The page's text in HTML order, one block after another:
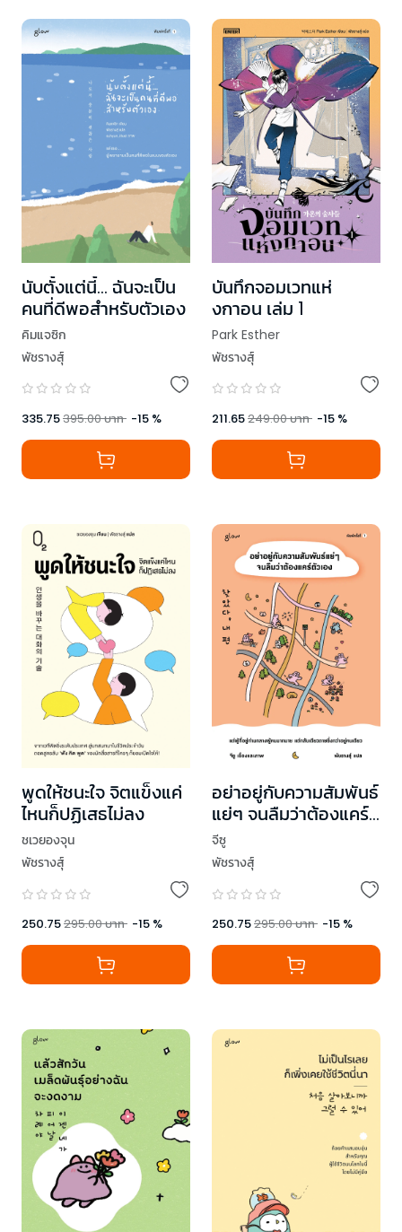
นับตั้งแต่นี้… ฉันจะเป็น
คนที่ดีพอสำหรับตัวเอง
คิมแจซิก
พัชรางสุ์
335.75395.00บาท -15 %
บันทึกจอมเวทแห่
งกาอน เล่ม 1
Park Esther
พัชรางสุ์
211.65249.00บาท -15 %
พูดให้ชนะใจ จิตแข็งแค่
ไหนก็ปฏิเสธไม่ลง
ชเวยองจุน
พัชรางสุ์
250.75295.00บาท -15 %
อย่าอยู่กับความสัมพันธ์
แย่ๆ จนลืมว่าต้องแคร์
ตัวเอง
จีซู
พัชรางสุ์
250.75295.00บาท -15 %